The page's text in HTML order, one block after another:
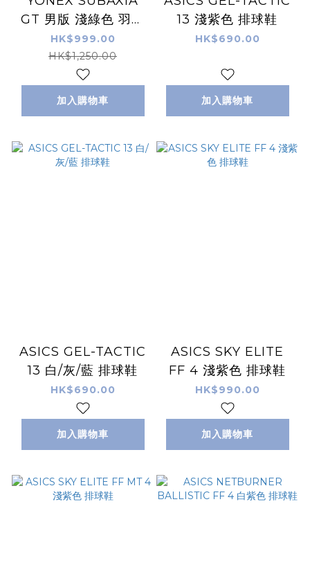
GT 男版 淺綠色 羽毛
球鞋
HK$999.00
HK$1,250.00
加入購物車
13 淺紫色 排球鞋
HK$690.00
加入購物車
ASICS GEL-TACTIC
13 白/灰/藍 排球鞋
HK$690.00
加入購物車
ASICS SKY ELITE
FF 4 淺紫色 排球鞋
HK$990.00
加入購物車